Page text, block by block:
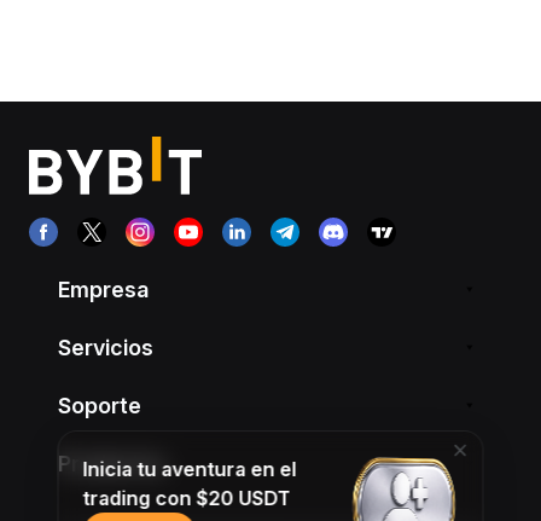
Empresa
Servicios
Soporte
Productos
Inicia tu aventura en el
trading con $20 USDT